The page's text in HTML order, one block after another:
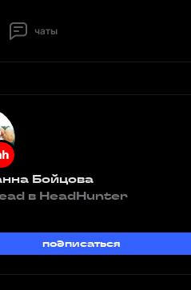
чаты
Бойцова
в HeadHunter
подписаться